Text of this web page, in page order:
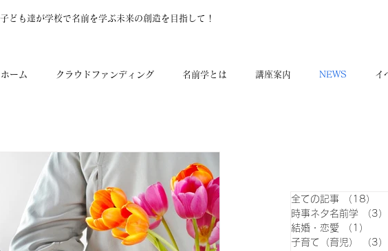
子ども達が学校で名前を学ぶ未来の創造を目指して！
ホーム クラウドファンディング 名前学とは 講座案内 NEWS イ
全ての記事 （18）
時事ネタ名前学
（3）
結婚・恋愛
（1）
子育て（育児）
（3）